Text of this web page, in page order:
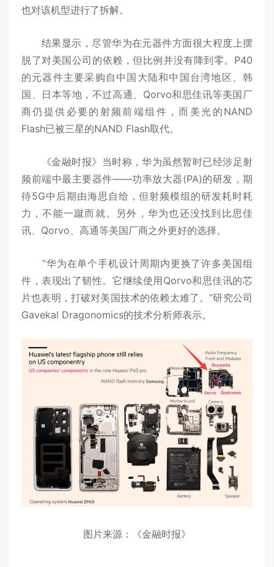
也对该机型进行了拆解。
结果显示，尽管华为在元器件方面很大程度上摆
脱了对美国公司的依赖，但比例并没有降到零。P40
的元器件主要采购自中国大陆和中国台湾地区、韩
国、日本等地，不过高通、Qorvo和思佳讯等美国厂
商仍提供必要的射频前端组件，而美光的NAND
Flash已被三星的NAND Flash取代。
《金融时报》当时称，华为虽然暂时已经涉足射
频前端中最主要器件——功率放大器(PA)的研发，期
待5G中后期由海思自给，但射频模组的研发耗时耗
力，不能一蹴而就。另外，华为也还没找到比思佳
讯、Qorvo、高通等美国厂商之外更好的选择。
“华为在单个手机设计周期内更换了许多美国组
件，表现出了韧性。它继续使用Qorvo和思佳讯的芯
片也表明，打破对美国技术的依赖太难了。”研究公司
Gavekal Dragonomics的技术分析师表示。
图片来源：《金融时报》